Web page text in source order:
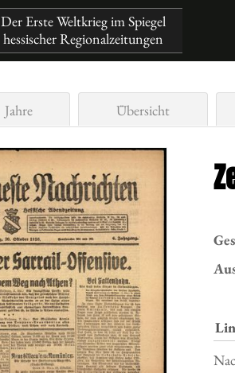
Der Erste Weltkrieg im Spiegel
hessischer Regionalzeitungen
Jahre Übersicht